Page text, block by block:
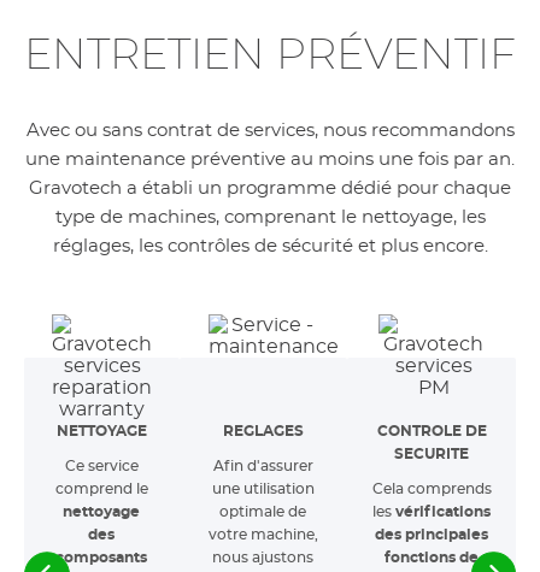
ENTRETIEN PRÉVENTIF
Avec ou sans contrat de services, nous recommandons
une maintenance préventive au moins une fois par an.
Gravotech a établi un programme dédié pour chaque
type de machines, comprenant le nettoyage, les
réglages, les contrôles de sécurité et plus encore.
NETTOYAGE
Ce service
comprend le
nettoyage
des
composants
REGLAGES
Afin d'assurer
une utilisation
optimale de
votre machine,
nous ajustons
CONTROLE DE
SECURITE
Cela comprends
les vérifications
des principales
fonctions de